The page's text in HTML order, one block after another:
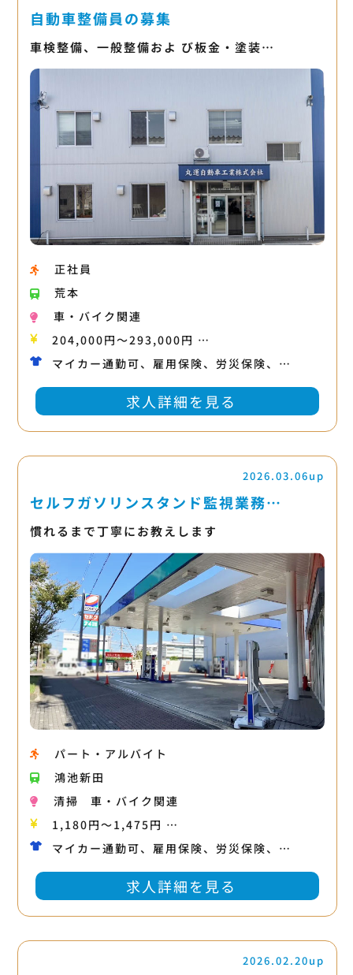
自動車整備員の募集
車検整備、一般整備およ び板金・塗装…
正社員
荒本
車・バイク関連
204,000円〜293,000円 …
マイカー通勤可、雇用保険、労災保険、…
求人詳細を見る
2026.03.06up
セルフガソリンスタンド監視業務…
慣れるまで丁寧にお教えします
パート・アルバイト
鴻池新田
清掃
車・バイク関連
1,180円〜1,475円 …
マイカー通勤可、雇用保険、労災保険、…
求人詳細を見る
2026.02.20up